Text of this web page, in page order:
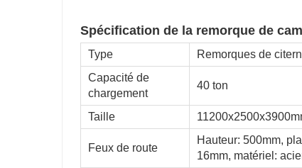
Spécification de la remorque de
Type
Remorques de
Capacité de
chargement
40 ton
Taille
Feux de route
Hauteur: 500mm,
16mm, matériel: